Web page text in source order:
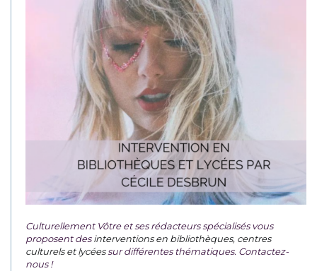
Culturellement Vôtre et ses rédacteurs spécialisés vous
proposent desinterventions en bibliothèques, centres
culturels et lycéessur différentes thématiques. Contactez-
nous !